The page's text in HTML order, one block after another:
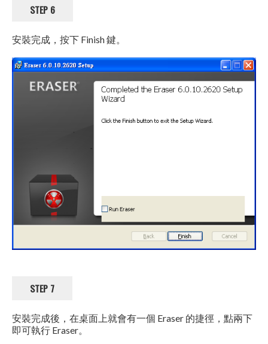
STEP 6
安裝完成，按下 Finish 鍵。
STEP 7
安裝完成後，在桌面上就會有一個 Eraser 的捷徑，點兩下
即可執行 Eraser。